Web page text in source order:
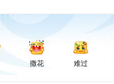
撒花 难过